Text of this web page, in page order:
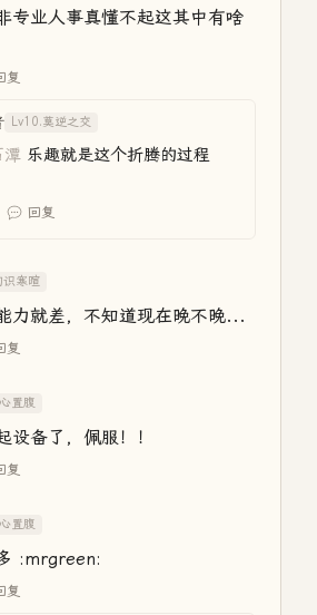
专业人事真懂不起这其中有啥
复
Lv10.莫逆之交
潭 乐趣就是这个折腾的过程
回复
识寒暄
力就差，不知道现在晚不晚...
复
置腹
设备了，佩服！！
复
置腹
:mrgreen:
复